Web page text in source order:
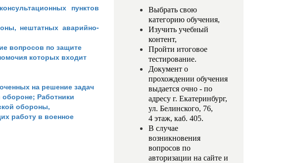
пунктов
нештатных аварийно-
вопросов по защите
которых входит
на решение задач
Работники
обороны,
работу в военное
Выбрать свою
категорию обучения,
Изучить учебный
контент,
Пройти итоговое
тестирование.
Документ о
прохождении обучения
выдается очно - по
адресу г. Екатеринбург,
ул. Белинского, 76,
4 этаж, каб. 405.
В случае
возникновения
вопросов по
авторизации на сайте и